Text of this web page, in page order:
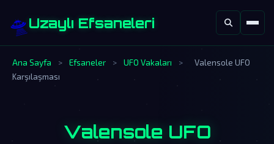
🛸Uzaylı Efsaneleri
Ana Sayfa > Efsaneler > UFO Vakaları >
Valensole UFO
Karşılaşması
Valensole UFO